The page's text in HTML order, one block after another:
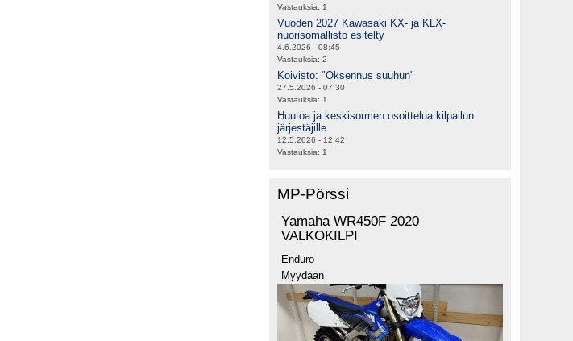
Vastauksia: 1
Vuoden 2027 Kawasaki KX- ja KLX-
nuorisomallisto esitelty
4.6.2026 - 08:45
Vastauksia: 2
Koivisto: "Oksennus suuhun"
27.5.2026 - 07:30
Vastauksia: 1
Huutoa ja keskisormen osoittelua kilpailun
järjestäjille
12.5.2026 - 12:42
Vastauksia: 1
MP-Pörssi
Yamaha WR450F 2020
VALKOKILPI
Enduro
Myydään